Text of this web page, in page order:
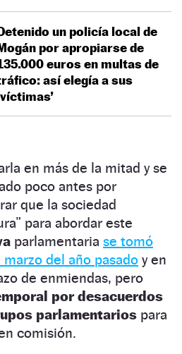
un policía local de
por apropiarse de
euros en multas de
así elegía a sus
en más de la mitad y se
poco antes por
que la sociedad
para abordar este
parlamentaria se tomó
del año pasado y en
de enmiendas, pero
por desacuerdos
parlamentarios para
comisión.